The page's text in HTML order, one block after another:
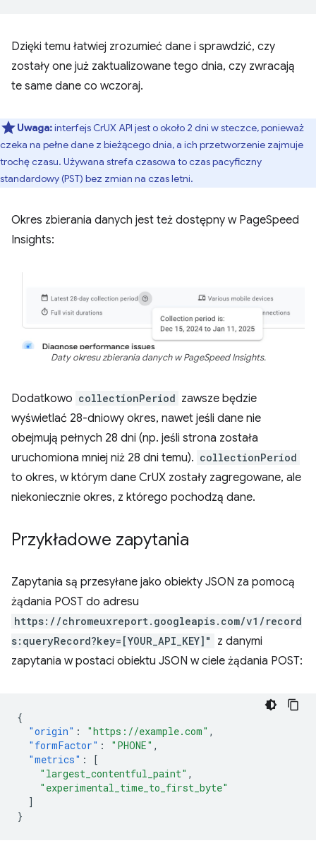
Dzięki temu łatwiej zrozumieć dane i sprawdzić, czy
zostały one już zaktualizowane tego dnia, czy zwracają
te same dane co wczoraj.
Uwaga:interfejs CrUX API jest o około 2 dni w steczce, ponieważ
czeka na pełne dane z bieżącego dnia, a ich przetworzenie zajmuje
trochę czasu. Używana strefa czasowa to czas pacyficzny
standardowy (PST) bez zmian na czas letni.
Okres zbierania danych jest też dostępny w PageSpeed
Insights:
Daty okresu zbierania danych w PageSpeed Insights.
Dodatkowo collectionPeriod zawsze będzie
wyświetlać 28-dniowy okres, nawet jeśli dane nie
obejmują pełnych 28 dni (np. jeśli strona została
uruchomiona mniej niż 28 dni temu). collectionPeriod
to okres, w którym dane CrUX zostały zagregowane, ale
niekoniecznie okres, z którego pochodzą dane.
Przykładowe zapytania
Zapytania są przesyłane jako obiekty JSON za pomocą
żądania POST do adresu
https://chromeuxreport.googleapis.com/v1/record
s:queryRecord?key=[YOUR_API_KEY]"
z danymi
zapytania w postaci obiektu JSON w ciele żądania POST:
{
"origin" : "https://example.com" ,
"formFactor" : "PHONE" ,
"metrics" :
[
"largest_contentful_paint" ,
"experimental_time_to_first_byte"
]
}